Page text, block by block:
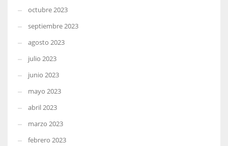
octubre 2023
septiembre 2023
agosto 2023
julio 2023
junio 2023
mayo 2023
abril 2023
marzo 2023
febrero 2023